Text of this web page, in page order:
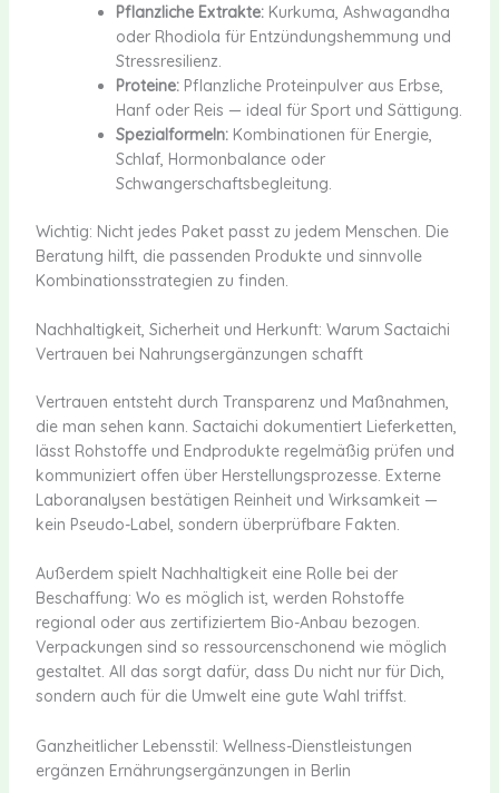
Pflanzliche Extrakte:Kurkuma, Ashwagandha
oder Rhodiola für Entzündungshemmung und
Stressresilienz.
Proteine:Pflanzliche Proteinpulver aus Erbse,
Hanf oder Reis — ideal für Sport und Sättigung.
Spezialformeln:Kombinationen für Energie,
Schlaf, Hormonbalance oder
Schwangerschaftsbegleitung.
Wichtig: Nicht jedes Paket passt zu jedem Menschen. Die
Beratung hilft, die passenden Produkte und sinnvolle
Kombinationsstrategien zu finden.
Nachhaltigkeit, Sicherheit und Herkunft: Warum Sactaichi
Vertrauen bei Nahrungsergänzungen schafft
Vertrauen entsteht durch Transparenz und Maßnahmen,
die man sehen kann. Sactaichi dokumentiert Lieferketten,
lässt Rohstoffe und Endprodukte regelmäßig prüfen und
kommuniziert offen über Herstellungsprozesse. Externe
Laboranalysen bestätigen Reinheit und Wirksamkeit —
kein Pseudo-Label, sondern überprüfbare Fakten.
Außerdem spielt Nachhaltigkeit eine Rolle bei der
Beschaffung: Wo es möglich ist, werden Rohstoffe
regional oder aus zertifiziertem Bio-Anbau bezogen.
Verpackungen sind so ressourcenschonend wie möglich
gestaltet. All das sorgt dafür, dass Du nicht nur für Dich,
sondern auch für die Umwelt eine gute Wahl triffst.
Ganzheitlicher Lebensstil: Wellness-Dienstleistungen
ergänzen Ernährungsergänzungen in Berlin